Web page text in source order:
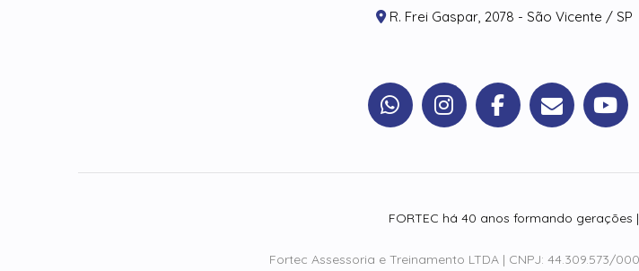
R. Frei Gaspar, 2078 - São Vicente / SP
FORTEC há 40 anos formando
Fortec Assessoria e Treinamento LTDA | CNPJ: 44.309.573/